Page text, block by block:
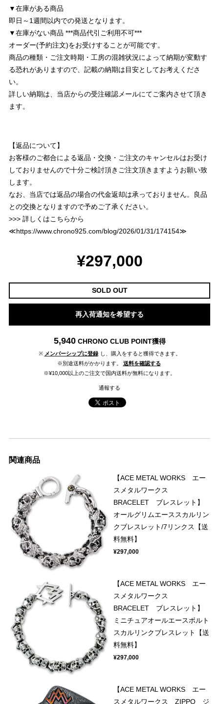
▼在庫がある商品
即日～1週間以内での発送となります。
▼在庫がない商品 ***商品代引ご利用不可***
オーダー(予約注文)をお受けすることが可能です。
商品の種類・ご注文時期・工房の混雑状況によって納期が変動す
る恐れがありますので、記載の納期は目安としてお考えくださ
い。
詳しい納期は、当店からの受注確認メールにてご案内させて頂き
ます。
【返品について】
お客様のご都合による返品・交換・ご注文のキャンセルはお受け
しておりませんので十分ご検討頂きご注文頂きますようお願い致
します。
なお、当店では返品の場合の代金返却は承っておりません。良品
との交換となりますので予めご了承ください。
>>> 詳しくはこちらから
≪https://www.chrono925.com/blog/2026/01/31/174154≫
¥297,000
SOLD OUT
再入荷通知を希望する
5,940 CHRONO CLUB POINT獲得
※ メンバーシップに登録 し、購入をすると獲得できます。
※別途送料がかかります。
送料を確認する
※¥10,000以上のご注文で国内送料が無料になります。
通報する
関連商品
【ACE METAL WORKS エー
スメタルワークス
BRACELET ブレスレット】
オールグリムエーススカルリン
クブレスレット/7リンクス【送
料無料】
¥297,000
【ACE METAL WORKS エー
スメタルワークス
BRACELET ブレスレット】
ミニチュアオールエースボルト
スカルリンクブレスレット【送
料無料】
¥297,000
【ACE METAL WORKS エー
スメタルワークス ZIPPO ジ